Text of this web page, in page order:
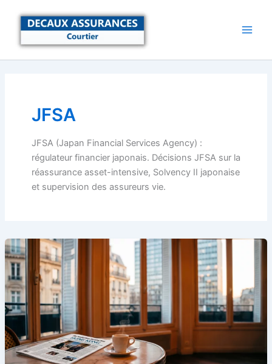
JFSA
JFSA (Japan Financial Services Agency) :
régulateur financier japonais. Décisions JFSA sur la
réassurance asset-intensive, Solvency II japonaise
et supervision des assureurs vie.